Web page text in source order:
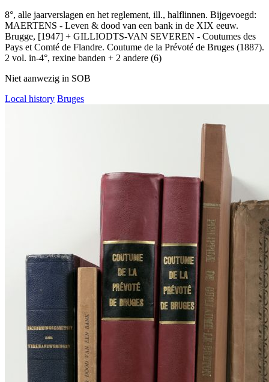
8°, alle jaarverslagen en het reglement, ill., halflinnen. Bijgevoegd:
MAERTENS - Leven & dood van een bank in de XIX eeuw.
Brugge, [1947] + GILLIODTS-VAN SEVEREN - Coutumes des
Pays et Comté de Flandre. Coutume de la Prévoté de Bruges (1887).
2 vol. in-4°, rexine banden + 2 andere (6)
Niet aanwezig in SOB
Local history Bruges